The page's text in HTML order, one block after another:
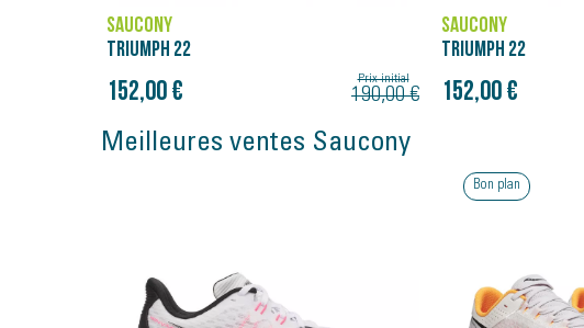
SAUCONY
TRIUMPH 22
152,00 € Prix initial
190,00 €
SAUCONY
TRIUMPH 22
152,00 €
Meilleures ventes Saucony